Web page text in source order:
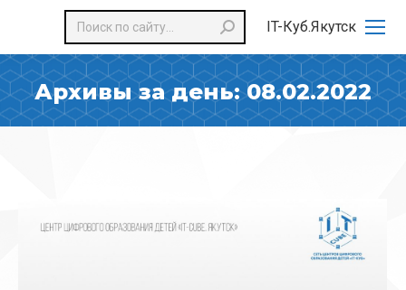
IT-Куб.Якутск
Поиск:
Архивы за день:08.02.2022